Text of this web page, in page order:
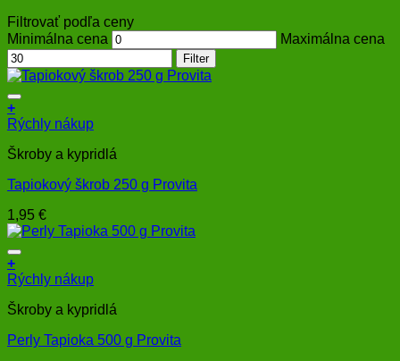
Filtrovať podľa ceny
Minimálna cena
Maximálna cena
Filter
+
Rýchly nákup
Škroby a kypridlá
Tapiokový škrob 250 g Provita
1,95 €
+
Rýchly nákup
Škroby a kypridlá
Perly Tapioka 500 g Provita